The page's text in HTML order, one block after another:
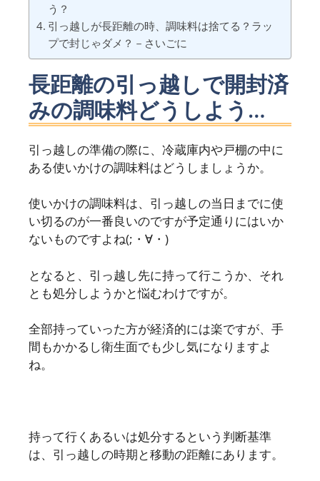
う？
引っ越しが長距離の時、調味料は捨てる？ラッ
プで封じゃダメ？－さいごに
長距離の引っ越しで開封済
みの調味料どうしよう…
引っ越しの準備の際に、冷蔵庫内や戸棚の中に
ある使いかけの調味料はどうしましょうか。
使いかけの調味料は、引っ越しの当日までに使
い切るのが一番良いのですが予定通りにはいか
ないものですよね(;・∀・)
となると、引っ越し先に持って行こうか、それ
とも処分しようかと悩むわけですが。
全部持っていった方が経済的には楽ですが、手
間もかかるし衛生面でも少し気になりますよ
ね。
持って行くあるいは処分するという判断基準
は、引っ越しの時期と移動の距離にあります。